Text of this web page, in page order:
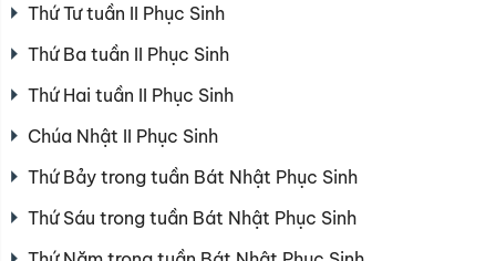
Thứ Tư tuần II Phục Sinh
Thứ Ba tuần II Phục Sinh
Thứ Hai tuần II Phục Sinh
Chúa Nhật II Phục Sinh
Thứ Bảy trong tuần Bát Nhật Phục Sinh
Thứ Sáu trong tuần Bát Nhật Phục Sinh